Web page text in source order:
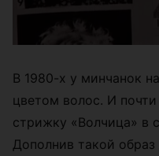
В 1980-х у минчанок
цветом волос. И
стрижку «Волчица» в
Дополнив такой